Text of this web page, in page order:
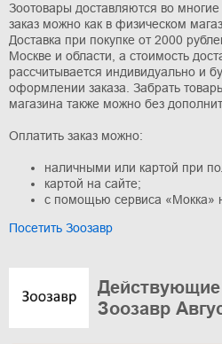
Зоотовары доставляются во
заказ можно как в физическом
Доставка при покупке от 2000
Москве и области, а стоимость
рассчитывается индивидуально и
оформлении заказа. Забрать
магазина также можно без
Оплатить заказ можно:
наличными или картой при
картой на сайте;
с помощью сервиса «Мокка»
Посетить Зоозавр
Зоозавр